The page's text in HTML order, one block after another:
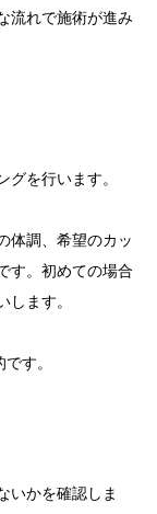
流れで施術が進み
を行います。
体調、希望のカッ
す。初めての場合
ます。
す。
いかを確認しま